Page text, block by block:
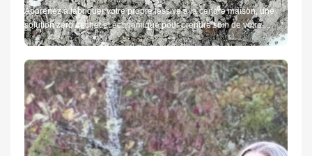
Apprenez à fabriquer votre propre lessive à la cendre maison, une
solution zéro déchet et économique pour prendre soin de votre....